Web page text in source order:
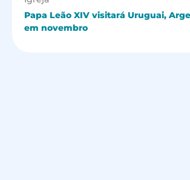
Papa Leão XIV visitará Uruguai,
em novembro